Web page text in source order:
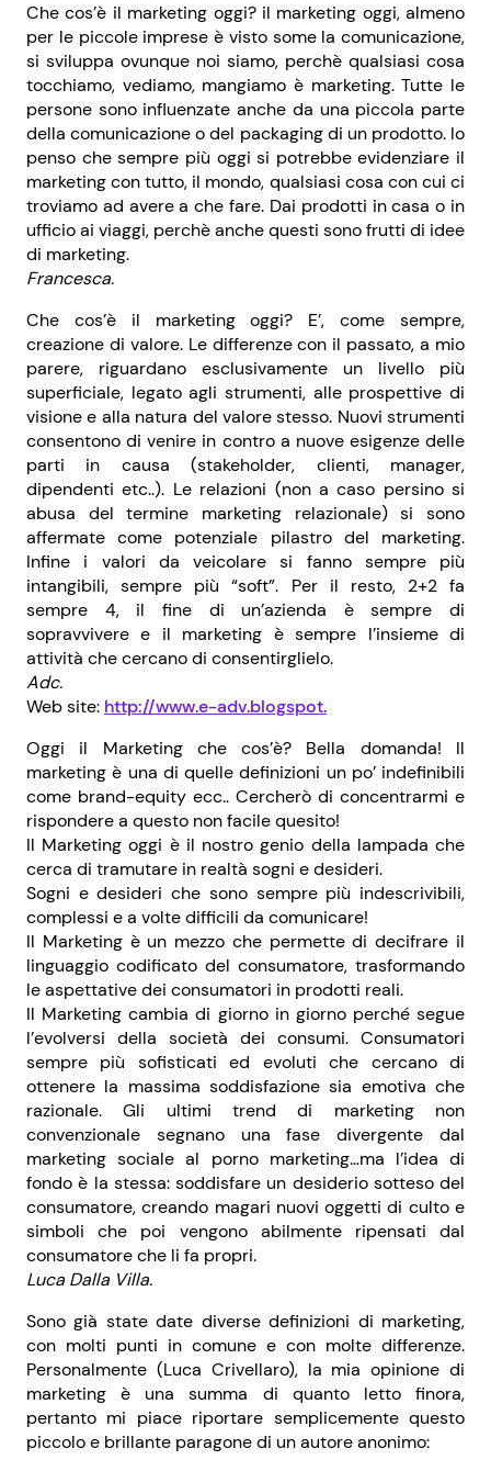
Che cos’è il marketing oggi? il marketing oggi, almeno
per le piccole imprese è visto some la comunicazione,
si sviluppa ovunque noi siamo, perchè qualsiasi cosa
tocchiamo, vediamo, mangiamo è marketing. Tutte le
persone sono influenzate anche da una piccola parte
della comunicazione o del packaging di un prodotto. Io
penso che sempre più oggi si potrebbe evidenziare il
marketing con tutto, il mondo, qualsiasi cosa con cui ci
troviamo ad avere a che fare. Dai prodotti in casa o in
ufficio ai viaggi, perchè anche questi sono frutti di idee
di marketing.
Francesca.
Che cos’è il marketing oggi? E’, come sempre,
creazione di valore. Le differenze con il passato, a mio
parere, riguardano esclusivamente un livello più
superficiale, legato agli strumenti, alle prospettive di
visione e alla natura del valore stesso. Nuovi strumenti
consentono di venire in contro a nuove esigenze delle
parti in causa (stakeholder, clienti, manager,
dipendenti etc..). Le relazioni (non a caso persino si
abusa del termine marketing relazionale) si sono
affermate come potenziale pilastro del marketing.
Infine i valori da veicolare si fanno sempre più
intangibili, sempre più “soft”. Per il resto, 2+2 fa
sempre 4, il fine di un’azienda è sempre di
sopravvivere e il marketing è sempre l’insieme di
attività che cercano di consentirglielo.
Adc.
Web site: http://www.e-adv.blogspot.
Oggi il Marketing che cos’è? Bella domanda! Il
marketing è una di quelle definizioni un po’ indefinibili
come brand-equity ecc.. Cercherò di concentrarmi e
rispondere a questo non facile quesito!
Il Marketing oggi è il nostro genio della lampada che
cerca di tramutare in realtà sogni e desideri.
Sogni e desideri che sono sempre più indescrivibili,
complessi e a volte difficili da comunicare!
Il Marketing è un mezzo che permette di decifrare il
linguaggio codificato del consumatore, trasformando
le aspettative dei consumatori in prodotti reali.
Il Marketing cambia di giorno in giorno perché segue
l’evolversi della società dei consumi. Consumatori
sempre più sofisticati ed evoluti che cercano di
ottenere la massima soddisfazione sia emotiva che
razionale. Gli ultimi trend di marketing non
convenzionale segnano una fase divergente dal
marketing sociale al porno marketing…ma l’idea di
fondo è la stessa: soddisfare un desiderio sotteso del
consumatore, creando magari nuovi oggetti di culto e
simboli che poi vengono abilmente ripensati dal
consumatore che li fa propri.
Luca Dalla Villa.
Sono già state date diverse definizioni di marketing,
con molti punti in comune e con molte differenze.
Personalmente (Luca Crivellaro), la mia opinione di
marketing è una summa di quanto letto finora,
pertanto mi piace riportare semplicemente questo
piccolo e brillante paragone di un autore anonimo: